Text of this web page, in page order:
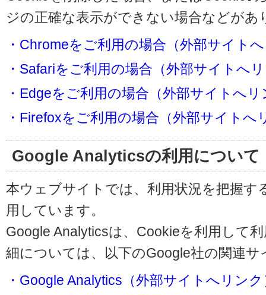
ジの正確な表示ができない場合などが
・Chromeをご利用の場合（外部サイト
・Safariをご利用の場合（外部サイトへ
・Edgeをご利用の場合（外部サイトへリ
・Firefoxをご利用の場合（外部サイトへ
Google Analyticsの利用について
本ウェブサイトでは、利用状況を把握す
用しています。
Google Analyticsは、Cookieを利用して
細については、以下のGoogle社の関連
・Google Analytics（外部サイトへリンク